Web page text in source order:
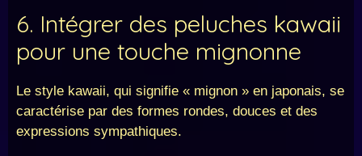
6. Intégrer des peluches kawaii
pour une touche mignonne
Le style kawaii, qui signifie « mignon » en japonais, se
caractérise par des formes rondes, douces et des
expressions sympathiques.